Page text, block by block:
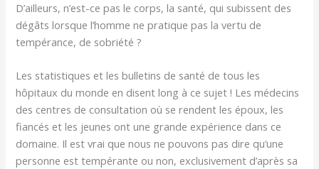
D’ailleurs, n’est-ce pas le corps, la santé, qui subissent des
dégâts lorsque l’homme ne pratique pas la vertu de
tempérance, de sobriété ?
Les statistiques et les bulletins de santé de tous les
hôpitaux du monde en disent long à ce sujet ! Les médecins
des centres de consultation où se rendent les époux, les
fiancés et les jeunes ont une grande expérience dans ce
domaine. Il est vrai que nous ne pouvons pas dire qu’une
personne est tempérante ou non, exclusivement d’après sa